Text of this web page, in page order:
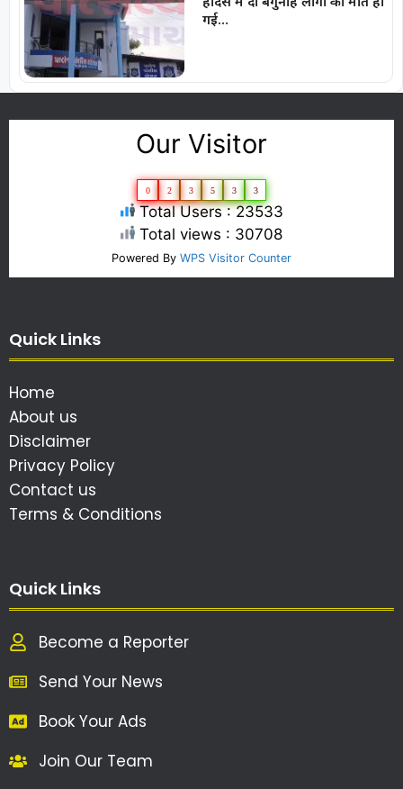
गई…
Our Visitor
0 2 3 5 3 3
Total Users : 23533
Total views : 30708
Powered By WPS Visitor Counter
Quick Links
Home
About us
Disclaimer
Privacy Policy
Contact us
Terms & Conditions
Quick Links
Become a Reporter
Send Your News
Book Your Ads
Join Our Team